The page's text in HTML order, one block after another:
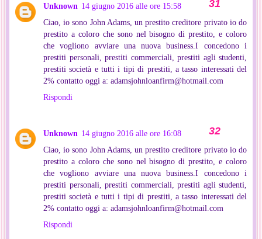
Unknown 14 giugno 2016 alle ore 15:58
Ciao, io sono John Adams, un prestito creditore privato io do
prestito a coloro che sono nel bisogno di prestito, e coloro
che vogliono avviare una nuova business.I concedono i
prestiti personali, prestiti commerciali, prestiti agli studenti,
prestiti società e tutti i tipi di prestiti, a tasso interessati del
2% contatto oggi a: adamsjohnloanfirm@hotmail.com
Rispondi
Unknown 14 giugno 2016 alle ore 16:08
Ciao, io sono John Adams, un prestito creditore privato io do
prestito a coloro che sono nel bisogno di prestito, e coloro
che vogliono avviare una nuova business.I concedono i
prestiti personali, prestiti commerciali, prestiti agli studenti,
prestiti società e tutti i tipi di prestiti, a tasso interessati del
2% contatto oggi a: adamsjohnloanfirm@hotmail.com
Rispondi